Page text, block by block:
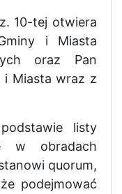
10-tej otwiera
i Miasta
oraz Pan
i Miasta wraz z
listy
w obradach
quorum,
podejmować